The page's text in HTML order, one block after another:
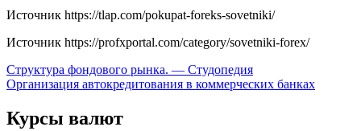
Источник https://tlap.com/pokupat-foreks-sovetniki/
Источник https://profxportal.com/category/sovetniki-forex/
Навигация
по
записям
Структура фондового рынка. — Студопедия
Организация автокредитования в коммерческих банках
Курсы валют